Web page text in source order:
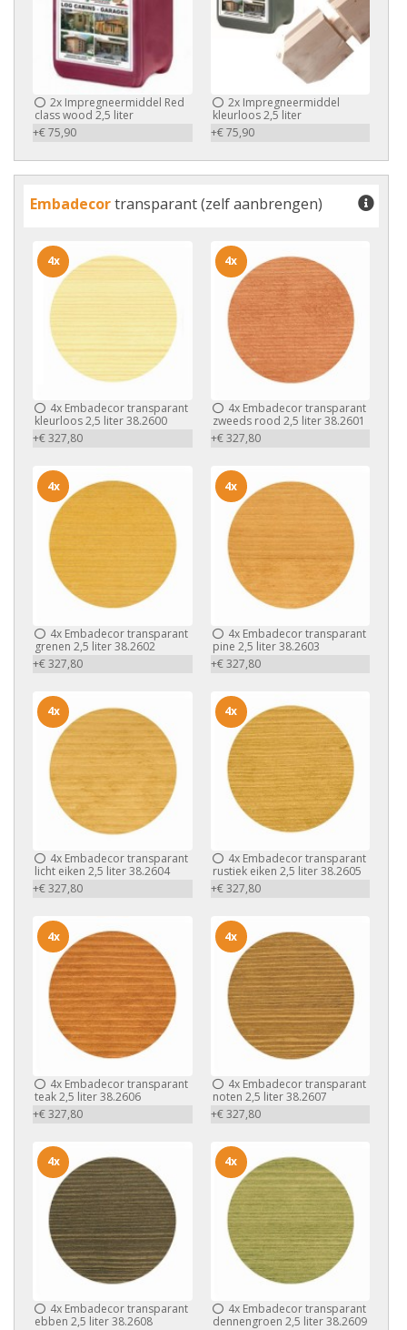
2x Impregneermiddel Red
class wood 2,5 liter
+€ 75,90
2xImpregneermiddel
kleurloos 2,5 liter
+€ 75,90
Embadecortransparant (zelf aanbrengen)
4x Embadecor transparant
kleurloos 2,5 liter 38.2600
+€ 327,80
4x
4xEmbadecor transparant
zweeds rood 2,5 liter 38.2601
+€ 327,80
4x
4x Embadecor transparant
grenen 2,5 liter 38.2602
+€ 327,80
4x
4xEmbadecor transparant
pine 2,5 liter 38.2603
+€ 327,80
4x
4x Embadecor transparant
licht eiken 2,5 liter 38.2604
+€ 327,80
4x
4xEmbadecor transparant
rustiek eiken 2,5 liter 38.2605
+€ 327,80
4x
4x Embadecor transparant
teak 2,5 liter 38.2606
+€ 327,80
4x
4xEmbadecor transparant
noten 2,5 liter 38.2607
+€ 327,80
4x
4x Embadecor transparant
ebben 2,5 liter 38.2608
4x
4xEmbadecor transparant
dennengroen 2,5 liter 38.2609
4x